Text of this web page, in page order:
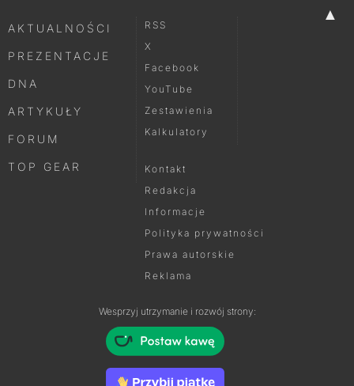
▲
AKTUALNOŚCI
PREZENTACJE
DNA
ARTYKUŁY
FORUM
TOP GEAR
RSS
X
Facebook
YouTube
Zestawienia
Kalkulatory
Kontakt
Redakcja
Informacje
Polityka prywatności
Prawa autorskie
Reklama
Wesprzyj utrzymanie i rozwój strony: